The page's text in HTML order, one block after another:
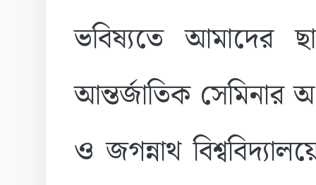
ভবিষ্যতে আমাদের
আন্তর্জাতিক সেমিনার
ও জগন্নাথ